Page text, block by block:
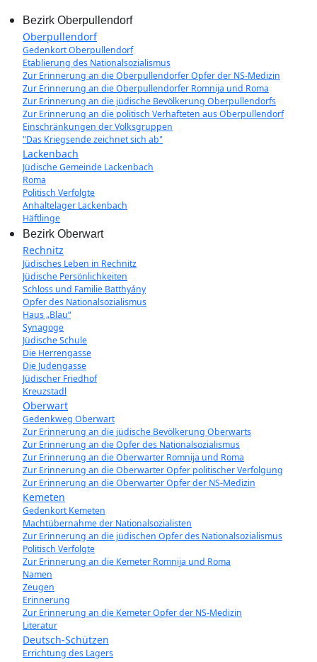
Bezirk Oberpullendorf
Oberpullendorf
Gedenkort Oberpullendorf
Etablierung des Nationalsozialismus
Zur Erinnerung an die Oberpullendorfer Opfer der NS-Medizin
Zur Erinnerung an die Oberpullendorfer Romnija und Roma
Zur Erinnerung an die jüdische Bevölkerung Oberpullendorfs
Zur Erinnerung an die politisch Verhafteten aus Oberpullendorf
Einschränkungen der Volksgruppen
"Das Kriegsende zeichnet sich ab"
Lackenbach
Jüdische Gemeinde Lackenbach
Roma
Politisch Verfolgte
Anhaltelager Lackenbach
Häftlinge
Bezirk Oberwart
Rechnitz
Jüdisches Leben in Rechnitz
Jüdische Persönlichkeiten
Schloss und Familie Batthyány
Opfer des Nationalsozialismus
Haus „Blau“
Synagoge
Jüdische Schule
Die Herrengasse
Die Judengasse
Jüdischer Friedhof
Kreuzstadl
Oberwart
Gedenkweg Oberwart
Zur Erinnerung an die jüdische Bevölkerung Oberwarts
Zur Erinnerung an die Opfer des Nationalsozialismus
Zur Erinnerung an die Oberwarter Romnija und Roma
Zur Erinnerung an die Oberwarter Opfer politischer Verfolgung
Zur Erinnerung an die Oberwarter Opfer der NS-Medizin
Kemeten
Gedenkort Kemeten
Machtübernahme der Nationalsozialisten
Zur Erinnerung an die jüdischen Opfer des Nationalsozialismus
Politisch Verfolgte
Zur Erinnerung an die Kemeter Romnija und Roma
Namen
Zeugen
Erinnerung
Zur Erinnerung an die Kemeter Opfer der NS-Medizin
Literatur
Deutsch-Schützen
Errichtung des Lagers